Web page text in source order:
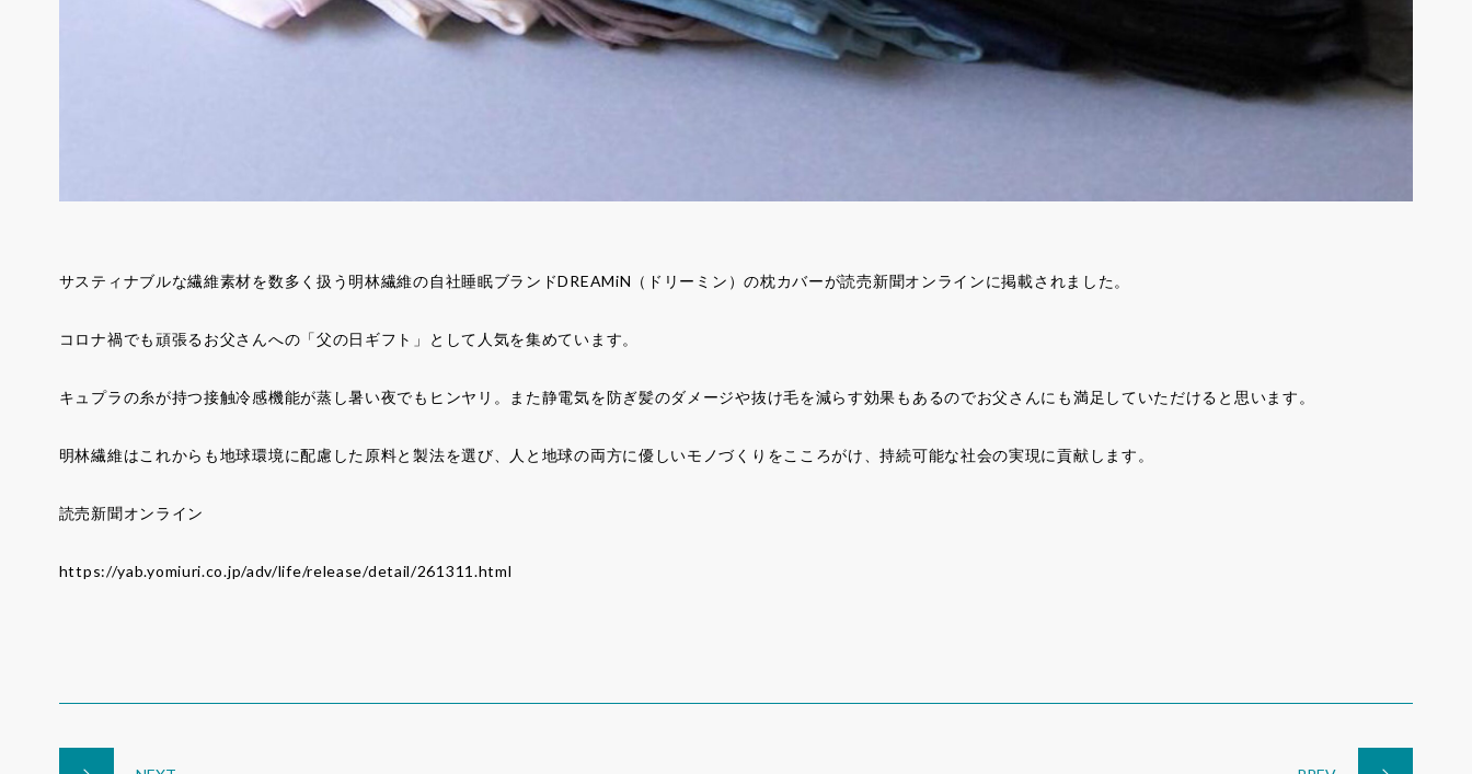
サスティナブルな繊維素材を数多く扱う明林繊維の自社睡眠ブランドDREAMiN（ドリーミン）の枕カバーが読売新聞オンラインに掲載されました。
コロナ禍でも頑張るお父さんへの「父の日ギフト」として人気を集めています。
キュプラの糸が持つ接触冷感機能が蒸し暑い夜でもヒンヤリ。また静電気を防ぎ髪のダメージや抜け毛を減らす効果もあるのでお父さんにも満足していただけると思います。
明林繊維はこれからも地球環境に配慮した原料と製法を選び、人と地球の両方に優しいモノづくりをこころがけ、持続可能な社会の実現に貢献します。
読売新聞オンライン
https://yab.yomiuri.co.jp/adv/life/release/detail/261311.html